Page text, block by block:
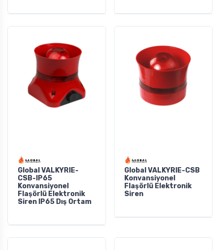
Global VALKYRIE-
CSB-IP65
Konvansiyonel
Flaşörlü Elektronik
Siren IP65 Dış Ortam
Global VALKYRIE-CSB
Konvansiyonel
Flaşörlü Elektronik
Siren